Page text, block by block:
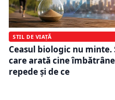
STIL DE VIAȚĂ
Ceasul biologic nu minte.
care arată cine
repede și de ce